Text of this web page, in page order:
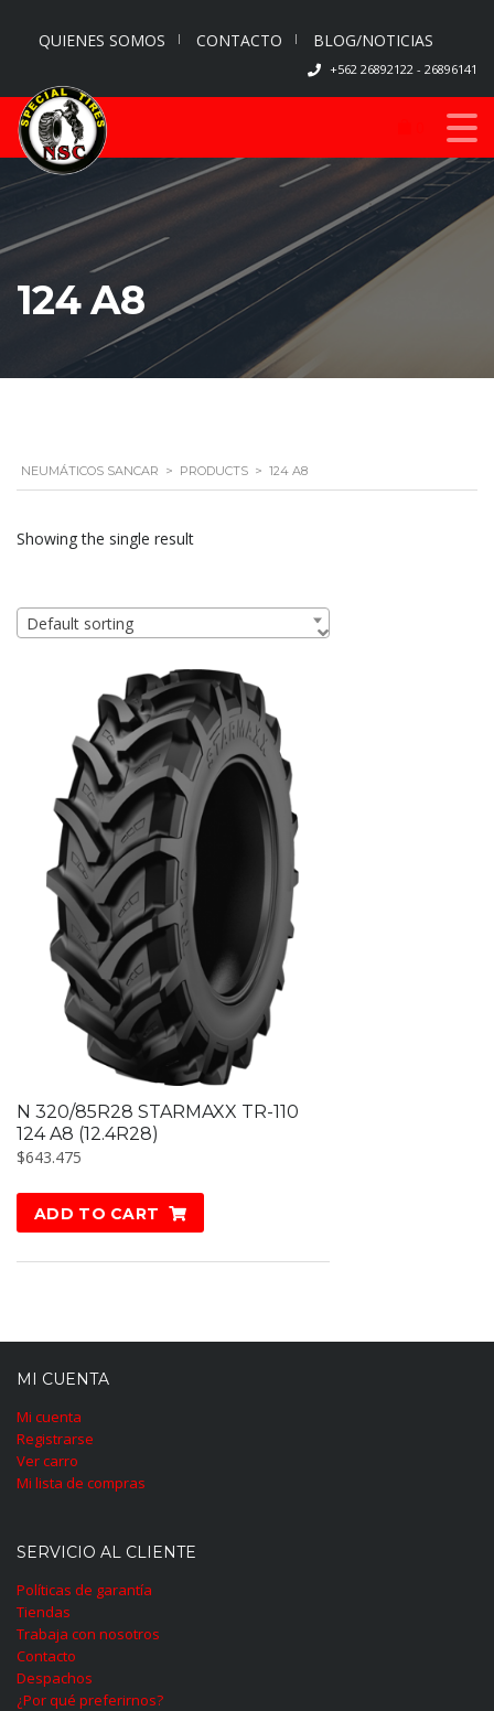
QUIENES SOMOS CONTACTO BLOG/NOTICIAS
+562 26892122 - 26896141
124 A8
NEUMÁTICOS SANCAR > PRODUCTS > 124 A8
Showing the single result
Default sorting
N 320/85R28 STARMAXX TR-110
124 A8 (12.4R28)
$643.475
ADD TO CART
MI CUENTA
Mi cuenta
Registrarse
Ver carro
Mi lista de compras
SERVICIO AL CLIENTE
Políticas de garantía
Tiendas
Trabaja con nosotros
Contacto
Despachos
¿Por qué preferirnos?